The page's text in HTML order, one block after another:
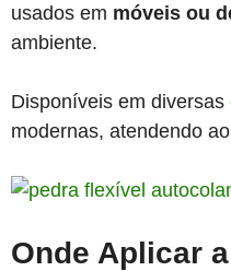
usados em móveis ou
ambiente.
Disponíveis em diversas
modernas, atendendo
Onde Aplicar